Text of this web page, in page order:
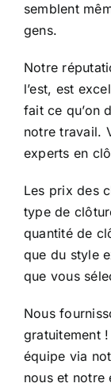
semblent
gens.
Notre
l’est, est
fait ce qu’on
notre travail.
experts en
Les prix des
type de
quantité de
que du style
que vous
Nous
gratuitement
équipe via
nous et notre